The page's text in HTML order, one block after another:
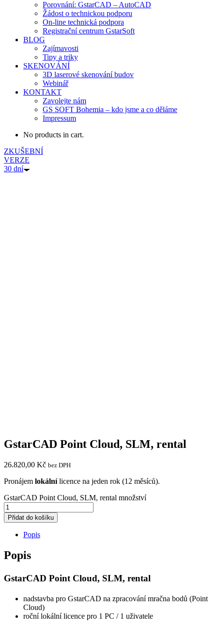
Porovnání: GstarCAD – AutoCAD
Žádost o technickou podporu
On-line technická podpora
Registrační centrum GstarSoft
BLOG
Zajímavosti
Tipy a triky
SKENOVÁNÍ
3D laserové skenování budov
Webinář
KONTAKT
Zavolejte nám
GS SOFT Bohemia – kdo jsme a co děláme
Impressum
No products in cart.
ZKUŠEBNÍ
VERZE
30 dní
GstarCAD Point Cloud, SLM, rental
26.820,00 Kč bez DPH
Pronájem lokálnílicence na jeden rok (12 měsíců).
GstarCAD Point Cloud, SLM, rental množství
Přidat do košíku
Popis
Popis
GstarCAD Point Cloud, SLM, rental
nadstavba pro GstarCAD na zpracování mračna bodů (Point
Cloud)
roční lokální licence pro 1 PC / 1 uživatele